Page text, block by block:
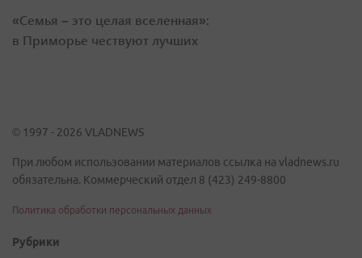
«Семья – это целая вселенная»:
в Приморье чествуют лучших
© 1997 - 2026 VLADNEWS
При любом использовании материалов ссылка на vladnews.ru
обязательна. Коммерческий отдел 8 (423) 249-8800
Политика обработки персональных данных
Рубрики